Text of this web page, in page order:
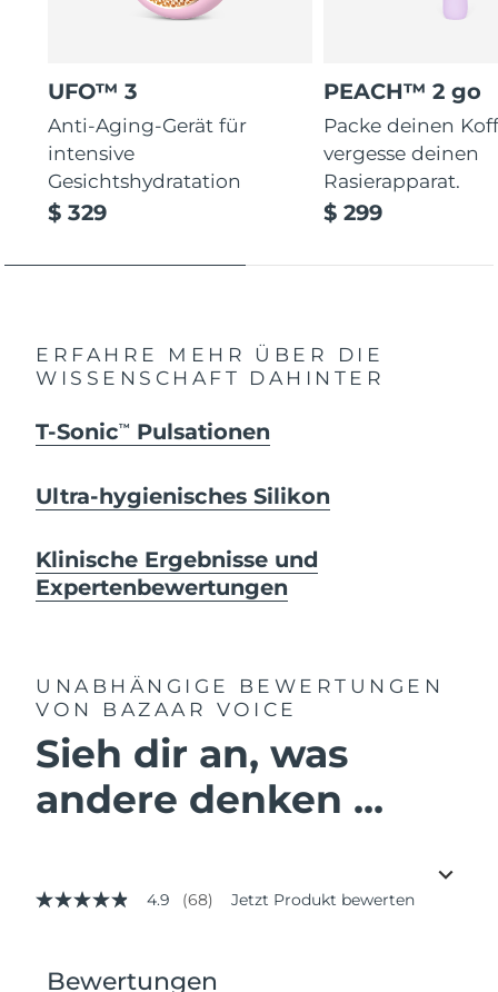
UFO™ 3
Anti-Aging-Gerät für
intensive
Gesichtshydratation
$ 329
PEACH™ 2 go
Packe deinen
vergesse deinen
Rasierapparat.
$ 299
ERFAHRE MEHR ÜBER DIE
WISSENSCHAFT DAHINTER
T-SonicTM Pulsationen
Ultra-hygienisches Silikon
Klinische Ergebnisse und
Expertenbewertungen
UNABHÄNGIGE BEWERTUNGEN
VON BAZAAR VOICE
Sieh dir an, was
andere denken ...
4.9
Durchschnittswert
4.9 (68) Jetzt Produkt bewerten